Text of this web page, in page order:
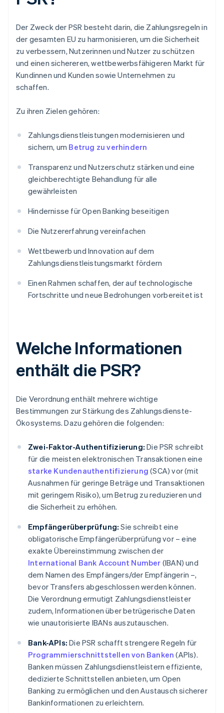
Der Zweck der PSR besteht darin, die Zahlungsregeln in
der gesamten EU zu harmonisieren, um die Sicherheit
zu verbessern, Nutzerinnen und Nutzer zu schützen
und einen sichereren, wettbewerbsfähigeren Markt für
Kundinnen und Kunden sowie Unternehmen zu
schaffen.
Zu ihren Zielen gehören:
Zahlungsdienstleistungen modernisieren und
sichern, um Betrug zu verhindern
Transparenz und Nutzerschutz stärken und eine
gleichberechtigte Behandlung für alle
gewährleisten
Hindernisse für Open Banking beseitigen
Die Nutzererfahrung vereinfachen
Wettbewerb und Innovation auf dem
Zahlungsdienstleistungsmarkt fördern
Einen Rahmen schaffen, der auf technologische
Fortschritte und neue Bedrohungen vorbereitet ist
Welche Informationen
enthält die PSR?
Die Verordnung enthält mehrere wichtige
Bestimmungen zur Stärkung des Zahlungsdienste-
Ökosystems. Dazu gehören die folgenden:
Zwei-Faktor-Authentifizierung: Die PSR schreibt
für die meisten elektronischen Transaktionen eine
starke Kundenauthentifizierung (SCA) vor (mit
Ausnahmen für geringe Beträge und Transaktionen
mit geringem Risiko), um Betrug zu reduzieren und
die Sicherheit zu erhöhen.
Empfängerüberprüfung: Sie schreibt eine
obligatorische Empfängerüberprüfung vor – eine
exakte Übereinstimmung zwischen der
International Bank Account Number (IBAN) und
dem Namen des Empfängers/der Empfängerin –,
bevor Transfers abgeschlossen werden können.
Die Verordnung ermutigt Zahlungsdienstleister
zudem, Informationen über betrügerische Daten
wie unautorisierte IBANs auszutauschen.
Bank-APIs: Die PSR schafft strengere Regeln für
Programmierschnittstellen von Banken (APIs).
Banken müssen Zahlungsdienstleistern effiziente,
dedizierte Schnittstellen anbieten, um Open
Banking zu ermöglichen und den Austausch sicherer
Bankinformationen zu erleichtern.